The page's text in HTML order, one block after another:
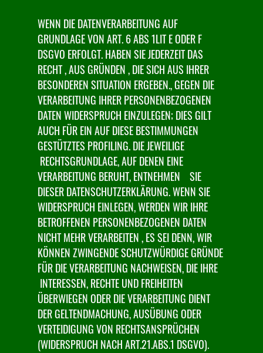
WENN DIE DATENVERARBEITUNG AUF
GRUNDLAGE VON ART. 6 ABS 1LIT E ODER F
DSGVO ERFOLGT. HABEN SIE JEDERZEIT DAS
RECHT , AUS GRÜNDEN , DIE SICH AUS IHRER
BESONDEREN SITUATION ERGEBEN., GEGEN DIE
VERARBEITUNG IHRER PERSONENBEZOGENEN
DATEN WIDERSPRUCH EINZULEGEN; DIES GILT
AUCH FÜR EIN AUF DIESE BESTIMMUNGEN
GESTÜTZTES PROFILING. DIE JEWEILIGE
RECHTSGRUNDLAGE, AUF DENEN EINE
VERARBEITUNG BERUHT, ENTNEHMEN SIE
DIESER DATENSCHUTZERKLÄRUNG. WENN SIE
WIDERSPRUCH EINLEGEN, WERDEN WIR IHRE
BETROFFENEN PERSONENBEZOGENEN DATEN
NICHT MEHR VERARBEITEN , ES SEI DENN, WIR
KÖNNEN ZWINGENDE SCHUTZWÜRDIGE GRÜNDE
FÜR DIE VERARBEITUNG NACHWEISEN, DIE IHRE
INTERESSEN, RECHTE UND FREIHEITEN
ÜBERWIEGEN ODER DIE VERARBEITUNG DIENT
DER GELTENDMACHUNG, AUSÜBUNG ODER
VERTEIDIGUNG VON RECHTSANSPRÜCHEN
(WIDERSPRUCH NACH ART.21.ABS.1 DSGVO).